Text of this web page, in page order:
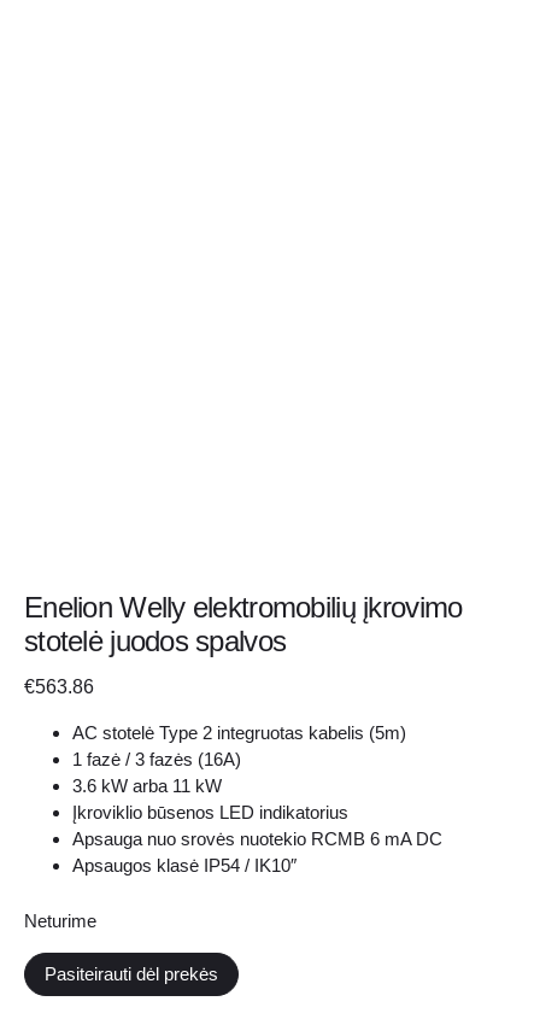
Enelion Welly elektromobilių įkrovimo
stotelė juodos spalvos
€563.86
AC stotelė Type 2 integruotas kabelis (5m)
1 fazė / 3 fazės (16A)
3.6 kW arba 11 kW
Įkroviklio būsenos LED indikatorius
Apsauga nuo srovės nuotekio RCMB 6 mA DC
Apsaugos klasė IP54 / IK10″
Neturime
Pasiteirauti dėl prekės